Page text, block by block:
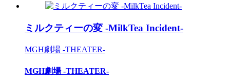
ミルクティーの変 -MilkTea Incident-
MGH劇場 -THEATER-
MGH劇場 -THEATER-